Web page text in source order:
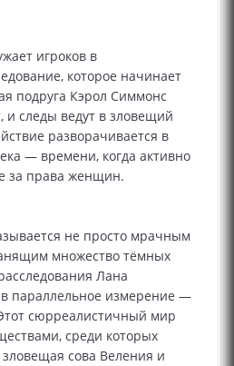
игроков в
которое начинает
подруга Кэрол Симмонс
и следы ведут в зловещий
разворачивается в
— времени, когда активно
за права женщин.
не просто мрачным
множество тёмных
Лана
параллельное измерение —
сюрреалистичный мир
среди которых
сова Веления и